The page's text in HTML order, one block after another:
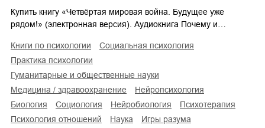
Купить книгу «Четвёртая мировая война. Будущее уже
рядом!» (электронная версия). Аудиокнига Почему и…
книги по психологии
социальная психология
практика психологии
гуманитарные и общественные науки
медицина / здравоохранение
нейропсихология
биология
социология нейробиология
психотерапия
психология отношений
наука
игры разума